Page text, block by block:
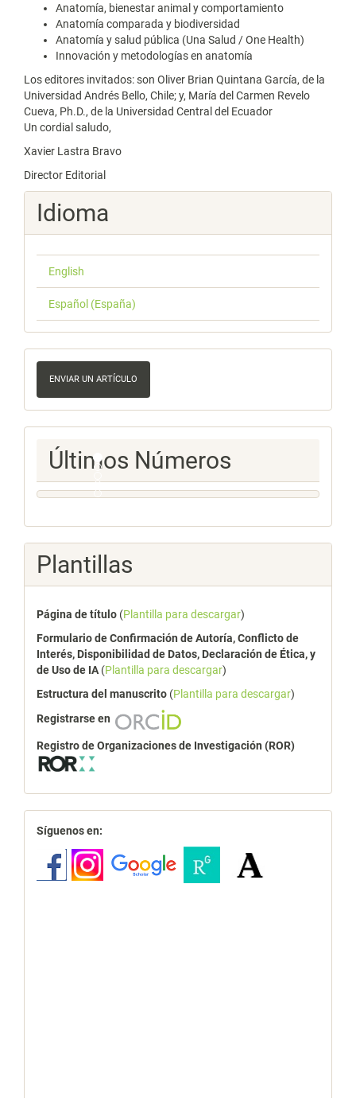
Anatomía, bienestar animal y comportamiento
Anatomía comparada y biodiversidad
Anatomía y salud pública (Una Salud / One Health)
Innovación y metodologías en anatomía
Los editores invitados: son Oliver Brian Quintana García, de la
Universidad Andrés Bello, Chile; y, María del Carmen Revelo
Cueva, Ph.D., de la Universidad Central del Ecuador
Un cordial saludo,
Xavier Lastra Bravo
Director Editorial
Idioma
English
Español (España)
Enviar
un
artículo
ENVIAR UN ARTÍCULO
Ultimos
Numeros
Últimos Números
Plantillas
Página de título (Plantilla para descargar)
Formulario de Confirmación de Autoría, Conflicto de
Interés, Disponibilidad de Datos, Declaración de Ética, y
de Uso de IA (Plantilla para descargar)
Estructura del manuscrito (Plantilla para descargar)
Registrarse en
Registro de Organizaciones de Investigación (ROR)
redes
Síguenos en: